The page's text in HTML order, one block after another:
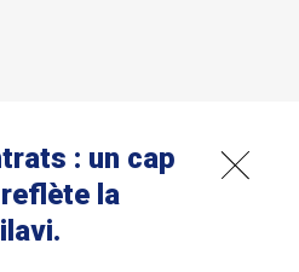
: un cap
la